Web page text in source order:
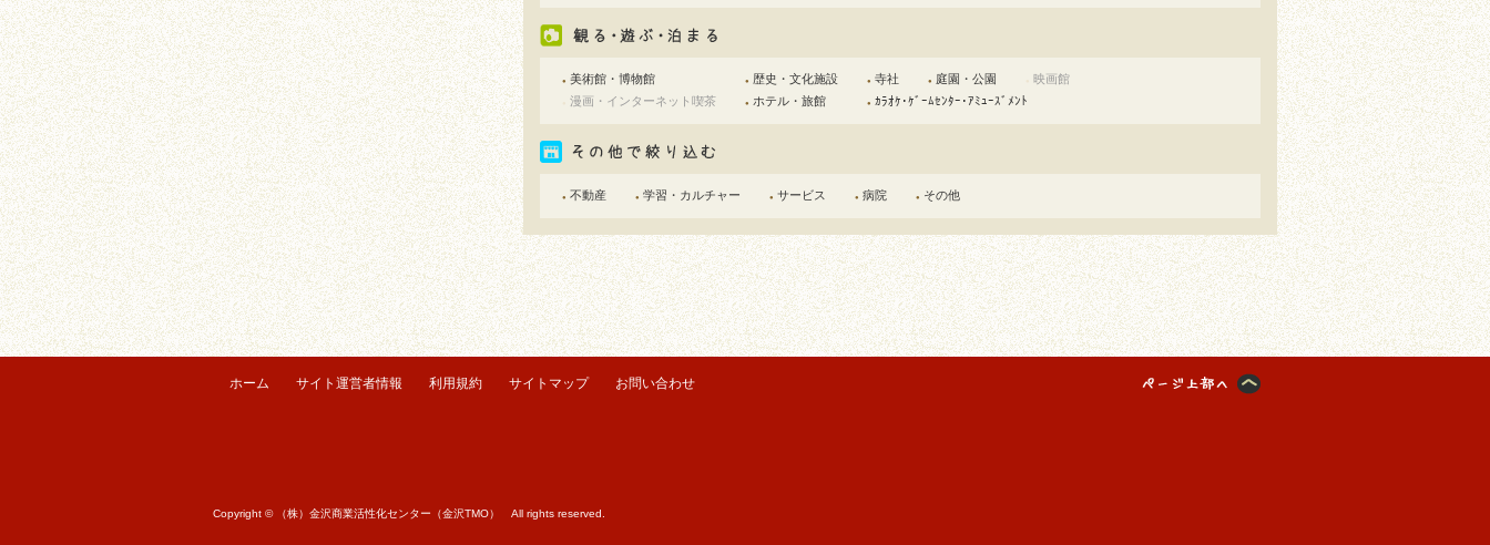
● 美術館・博物館
漫画・インターネット喫茶
● 歴史・文化施設
● ホテル・旅館
● 寺社 ● 庭園・公園 映画館
● ｶﾗｵｹ･ｹﾞｰﾑｾﾝﾀｰ･ｱﾐｭｰｽﾞﾒﾝﾄ
● 不動産 ● 学習・カルチャー ● サービス ● 病院 ● その他
ホーム サイト運営者情報 利用規約 サイトマップ お問い合わせ
Copyright © （株）金沢商業活性化センター（金沢TMO） All rights reserved.